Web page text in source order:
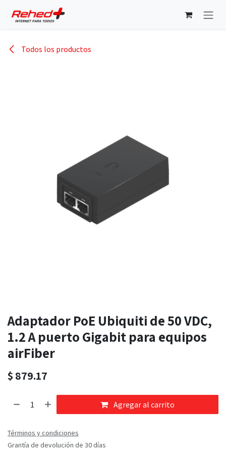
Todos los productos
Adaptador PoE Ubiquiti de 50 VDC,
1.2 A puerto Gigabit para equipos
airFiber
$ 879.17
Agregar al carrito
Términos y condiciones
Grantía de devolución de 30 días